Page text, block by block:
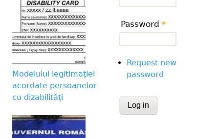
Modelului legitimației
acordate persoanelor
cu dizabilități
Password *
Request new
password
CAPTCHA